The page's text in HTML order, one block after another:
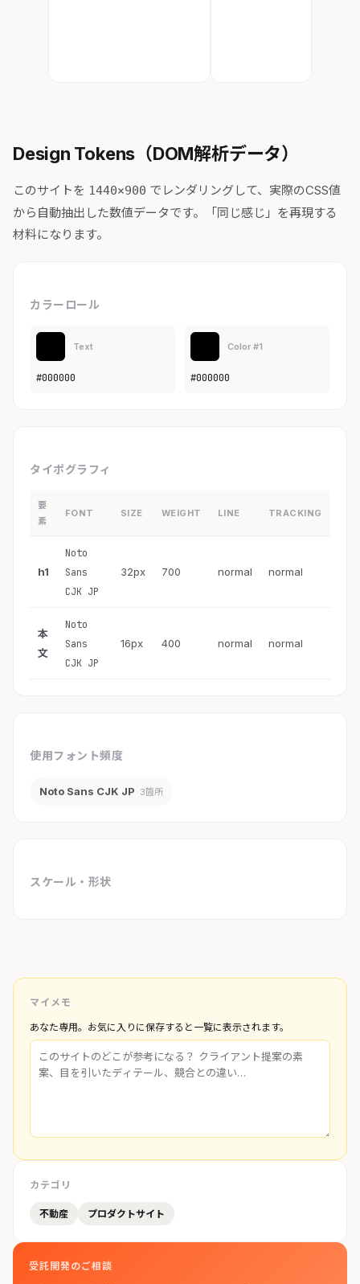
Design Tokens（DOM解析データ）
このサイトを 1440×900 でレンダリングして、実際のCSS値
から自動抽出した数値データです。「同じ感じ」を再現する
材料になります。
カラーロール
Text
#000000
Color #1
#000000
タイポグラフィ
要
素
FONT SIZE WEIGHT LINE TRACKING
h1
Noto
Sans
CJK JP
32px 700 normal normal
本
文
Noto
Sans
CJK JP
16px 400 normal normal
使用フォント頻度
Noto Sans CJK JP 3箇所
スケール・形状
マイメモ
あなた専用。お気に入りに保存すると一覧に表示されます。
カテゴリ
不動産 プロダクトサイト
受託開発のご相談